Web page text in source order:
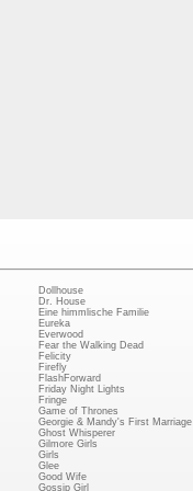
Dollhouse
Dr. House
Eine himmlische Familie
Eureka
Everwood
Fear the Walking Dead
Felicity
Firefly
FlashForward
Friday Night Lights
Fringe
Game of Thrones
Georgie & Mandy's First Marriage
Ghost Whisperer
Gilmore Girls
Girls
Glee
Good Wife
Gossip Girl